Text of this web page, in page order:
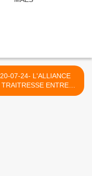
20-07-24- L'ALLIANCE
TRAITRESSE ENTRE
NAZIS ET SIONISTES